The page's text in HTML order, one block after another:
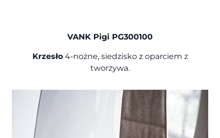
VANK Pigi PG300100
Krzesło4-nożne, siedzisko z oparciem z
tworzywa.